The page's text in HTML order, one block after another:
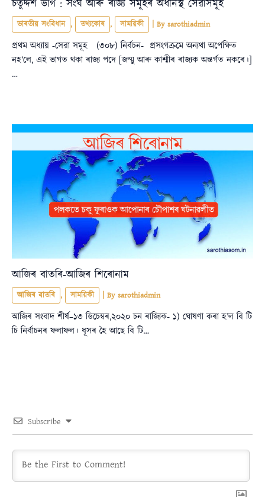
চতুৰ্দ্দশ ভাগ : সংঘ আৰু ৰাজ্য সমূহৰ অধীনস্থ সেৱাসমূহ
ভাৰতীয় সংবিধান , তথ্যকোষ , সাময়িকী | By sarothiadmin
প্রথম অধ্যায় -সেৱা সমূহ (৩০৮) নিৰ্বচন- প্রসংগক্রমে অন্যথা অপেক্ষিত
নহ’লে, এই ভাগত থকা ৰাজ্য পদে [জম্মু আৰু কাশ্মীৰ ৰাজ্যক অন্তৰ্গত নকৰে।]
…
আজিৰ বাতৰি-আজিৰ শিৰোনাম
আজিৰ বাতৰি , সাময়িকী | By sarothiadmin
আজিৰ সংবাদ শীৰ্ষ–১৩ ডিচেম্বৰ,২০২০ চন ৰাজ্যিক- ১) ঘোষণা কৰা হ’ল বি টি
চি নিৰ্বাচনৰ ফলাফল। ধূসৰ হৈ আছে বি টি…
Subscribe